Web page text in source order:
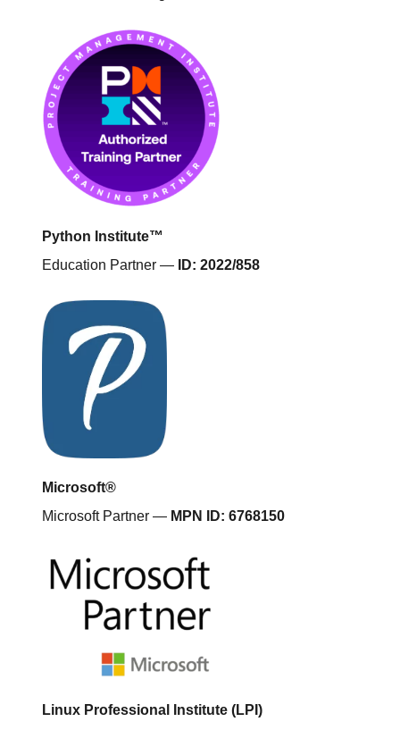
Python Institute™
Education Partner —
ID: 2022/858
Microsoft®
Microsoft Partner — MPN ID: 6768150
Linux Professional Institute (LPI)